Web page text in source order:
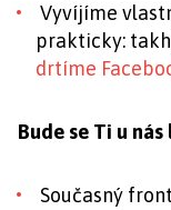
Vyvíjíme
prakticky:
drtíme
Bude se Ti u
Současný